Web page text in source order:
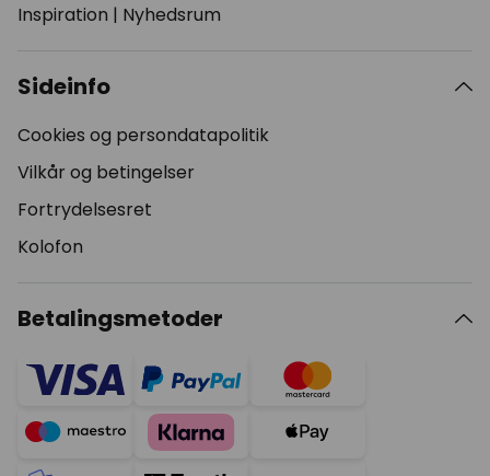
Inspiration | Nyhedsrum
Sideinfo
Cookies og persondatapolitik
Vilkår og betingelser
Fortrydelsesret
Kolofon
Betalingsmetoder